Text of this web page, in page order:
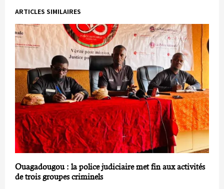
ARTICLES SIMILAIRES
Ouagadougou : la police judiciaire met fin aux activités
de trois groupes criminels